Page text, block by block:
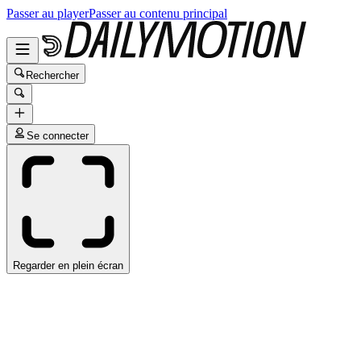
Passer au playerPasser au contenu principal
Rechercher
Se connecter
Regarder en plein écran